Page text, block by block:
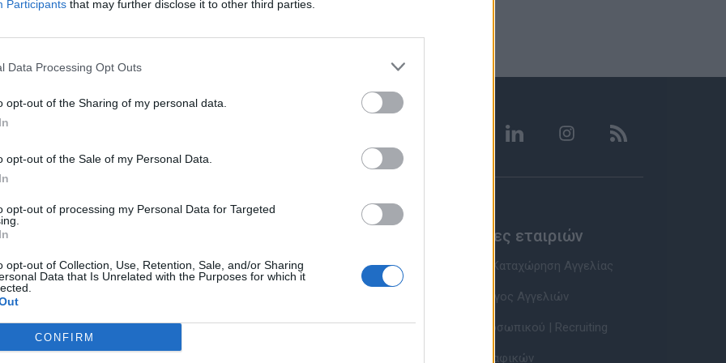
Participants that may further disclose it to other third parties.
Data Processing Opt Outs
opt-out of the Sharing of my personal data.
opt-out of the Sale of my Personal Data.
opt-out of processing my Personal Data for Targeted
opt-out of Collection, Use, Retention, Sale, and/or Sharing
Data that Is Unrelated with the Purposes for which it
CONFIRM
υποψηφίων
Online Βιογραφικού
Καριέρας
Περιγραφές Θέσεων Εργασίας
Υπολογισμός καθαρού μισθού
Υπηρεσίες εταιριών
Εγγραφή & Καταχώρηση Αγγελίας
Τιμοκατάλογος Αγγελιών
Εύρεση Προσωπικού | Recruiting
Βάση Βιογραφικών